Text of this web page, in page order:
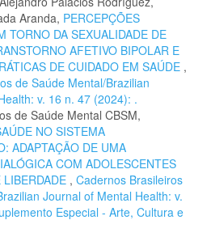
Aranda, PERCEPÇÕES
TORNO DA SEXUALIDADE DE
AFETIVO BIPOLAR E
DE CUIDADO EM SAÚDE ,
de Saúde Mental/Brazilian
v. 16 n. 47 (2024): .
de Saúde Mental CBSM,
NO SISTEMA
ADAPTAÇÃO DE UMA
COM ADOLESCENTES
, Cadernos Brasileiros
Journal of Mental Health: v.
Especial - Arte, Cultura e